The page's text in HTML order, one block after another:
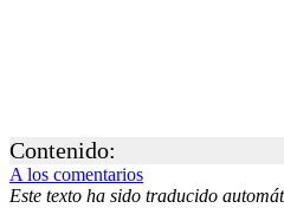
Contenido:
A los comentarios
Este texto ha sido traducido